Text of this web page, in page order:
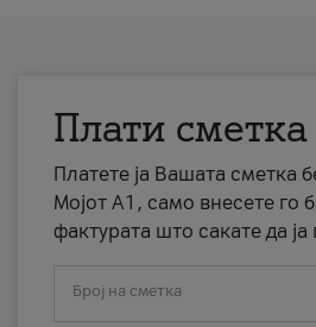
Плати сметка
Платете ја Вашата сметка
Мојот А1, само внесете го
фактурата што сакате да ја
Број на сметка